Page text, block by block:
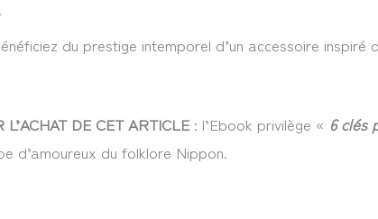
du prestige intemporel d’un accessoire inspiré
DE CET ARTICLE : l’Ebook privilège « 6 clés
d’amoureux du folklore Nippon.